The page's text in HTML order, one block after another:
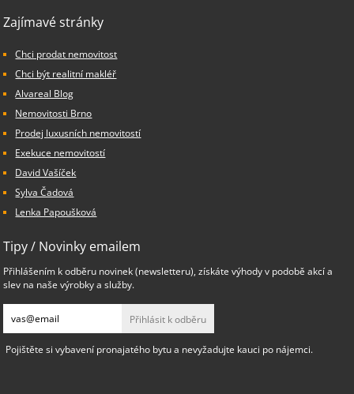
Zajímavé stránky
Chci prodat nemovitost
Chci být realitní makléř
Alvareal Blog
Nemovitosti Brno
Prodej luxusních nemovitostí
Exekuce nemovitostí
David Vašíček
Sylva Čadová
Lenka Papoušková
Tipy / Novinky emailem
Přihlášením k odběru novinek (newsletteru), získáte výhody v podobě akcí a
slev na naše výrobky a služby.
Přihlásit k odběru
Pojištěte si vybavení pronajatého bytu a nevyžadujte kauci po nájemci.